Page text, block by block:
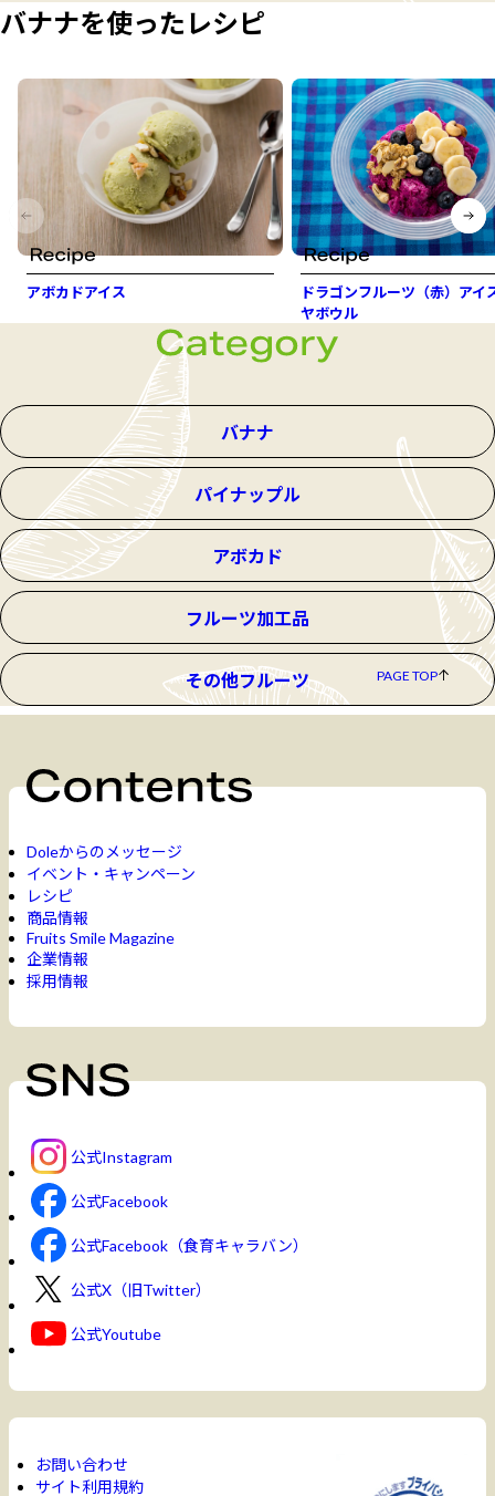
バナナを使ったレシピ
アボカドアイス
ドラゴンフルーツ（赤）アイ
ヤボウル
バナナ
パイナップル
アボカド
フルーツ加工品
その他フルーツ PAGE TOP
Doleからのメッセージ
イベント・キャンペーン
レシピ
商品情報
Fruits Smile Magazine
企業情報
採用情報
公式Instagram
公式Facebook
公式Facebook（食育キャラバン）
公式X（旧Twitter）
公式Youtube
お問い合わせ
サイト利用規約